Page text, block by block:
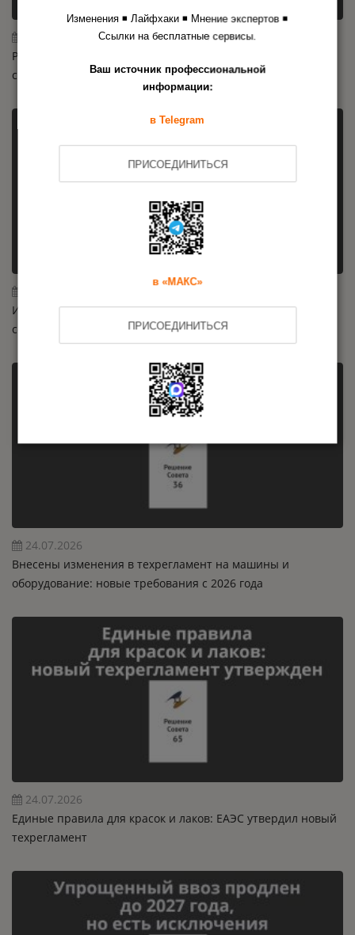
Росстандарт утвердил новый ГОСТ на детские ванночки и
средства для купания
Исследование Роскачества: 65 % зарядных устройств не
соответствуют требованиям ТР ТС / ЕАЭС
24.07.2026
Внесены изменения в техрегламент на машины и
оборудование: новые требования с 2026 года
24.07.2026
Единые правила для красок и лаков: ЕАЭС утвердил новый
техрегламент
Изменения ◾ Лайфхаки ◾ Мнение экспертов ◾
Ссылки на бесплатные сервисы.
Ваш источник профессиональной
информации:
в Telegram
ПРИСОЕДИНИТЬСЯ
в «МАКС»
ПРИСОЕДИНИТЬСЯ